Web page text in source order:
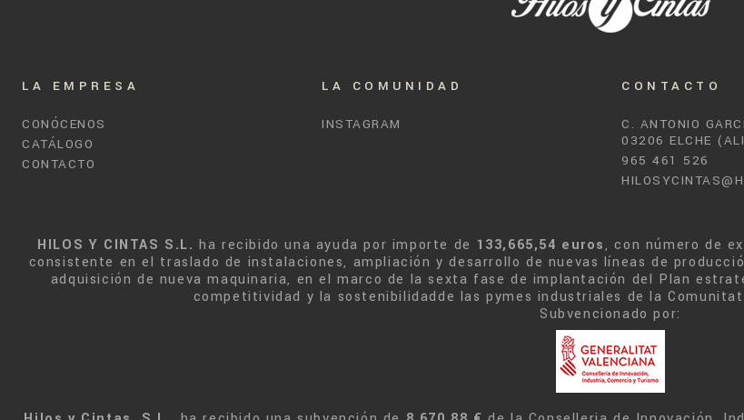
LA EMPRESA
CONÓCENOS
CATÁLOGO
CONTACTO
LA COMUNIDAD
INSTAGRAM
CONTACTO
C. ANTONIO
03206 ELCHE
965 461 526
HILOS Y CINTAS S.L. ha recibido una ayuda por importe de 133,665,54 euros, con número de
consistente en el traslado de instalaciones, ampliación y desarrollo de nuevas líneas de
adquisición de nueva maquinaria, en el marco de la sexta fase de implantación del Plan
competitividad y la sostenibilidadde las pymes industriales de la
Subvencionado por: